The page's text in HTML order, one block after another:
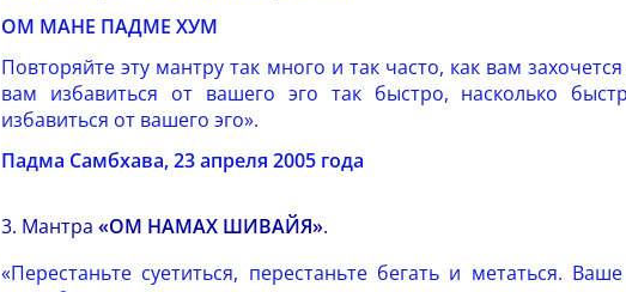
ОМ МАНЕ ПАДМЕ ХУМ
Повторяйте эту мантру так много и так часто, как вам
вам избавиться от вашего эго так быстро, насколько
избавиться от вашего эго».
Падма Самбхава, 23 апреля 2005 года
3. Мантра «ОМ НАМАХ ШИВАЙЯ».
«Перестаньте суетиться, перестаньте бегать и метаться.